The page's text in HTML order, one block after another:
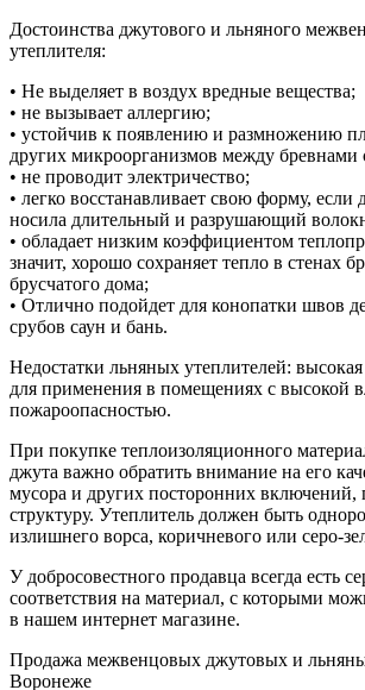
Достоинства джутового и льняного
утеплителя:
• Не выделяет в воздух вредные вещества;
• не вызывает аллергию;
• устойчив к появлению и размножению
других микроорганизмов между бревнами
• не проводит электричество;
• легко восстанавливает свою форму, если
носила длительный и разрушающий
• обладает низким коэффициентом
значит, хорошо сохраняет тепло в стенах
брусчатого дома;
• Отлично подойдет для конопатки швов
срубов саун и бань.
Недостатки льняных утеплителей:
для применения в помещениях с высокой
пожароопасностью.
При покупке теплоизоляционного
джута важно обратить внимание на его
мусора и других посторонних включений,
структуру. Утеплитель должен быть
излишнего ворса, коричневого или серо-
У добросовестного продавца всегда есть
соответствия на материал, с которыми
в нашем интернет магазине.
Продажа межвенцовых джутовых и
Воронеже